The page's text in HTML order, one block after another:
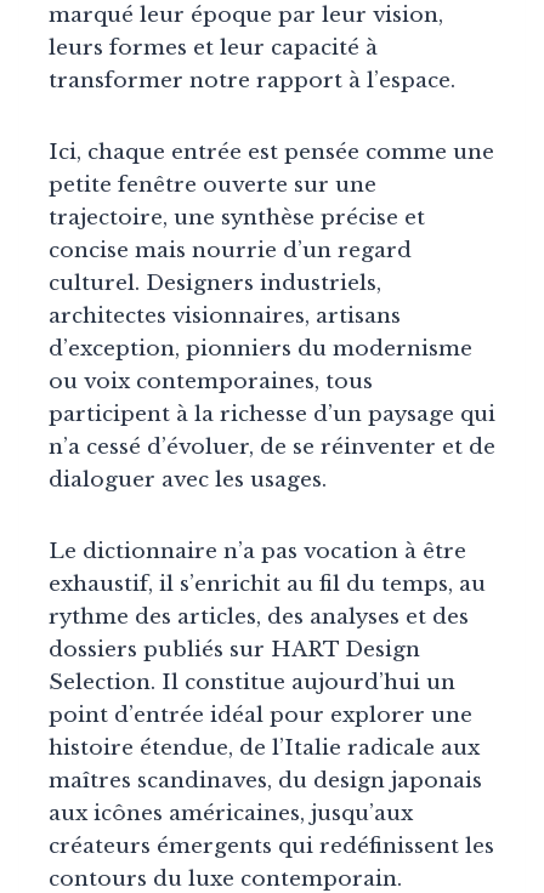
marqué leur époque par leur vision,
leurs formes et leur capacité à
transformer notre rapport à l’espace.
Ici, chaque entrée est pensée comme une
petite fenêtre ouverte sur une
trajectoire, une synthèse précise et
concise mais nourrie d’un regard
culturel. Designers industriels,
architectes visionnaires, artisans
d’exception, pionniers du modernisme
ou voix contemporaines, tous
participent à la richesse d’un paysage qui
n’a cessé d’évoluer, de se réinventer et de
dialoguer avec les usages.
Le dictionnaire n’a pas vocation à être
exhaustif, il s’enrichit au fil du temps, au
rythme des articles, des analyses et des
dossiers publiés sur HART Design
Selection. Il constitue aujourd’hui un
point d’entrée idéal pour explorer une
histoire étendue, de l’Italie radicale aux
maîtres scandinaves, du design japonais
aux icônes américaines, jusqu’aux
créateurs émergents qui redéfinissent les
contours du luxe contemporain.